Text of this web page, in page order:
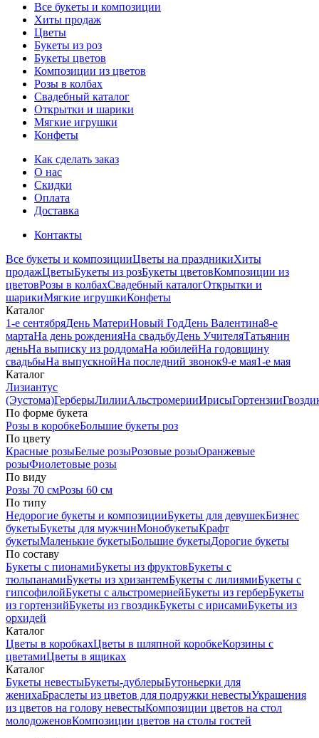
Все букеты и композиции
Хиты продаж
Цветы
Букеты из роз
Букеты цветов
Композиции из цветов
Розы в колбах
Свадебный каталог
Открытки и шарики
Мягкие игрушки
Конфеты
Как сделать заказ
О нас
Скидки
Оплата
Доставка
Контакты
Все букеты и композицииЦветы на праздникиХиты
продажЦветыБукеты из розБукеты цветовКомпозиции из
цветовРозы в колбахСвадебный каталогОткрытки и
шарикиМягкие игрушкиКонфеты
Каталог
1-е сентябряДень МатериНовый ГодДень Валентина8-е
мартаНа день рожденияНа свадьбуДень УчителяТатьянин
деньНа выписку из роддомаНа юбилейНа годовщину
свадьбыНа выпускнойНа последний звонок9-е мая1-е мая
Каталог
Лизиантус
(Эустома)ГерберыЛилииАльстромерииИрисыГортензии
По форме букета
Розы в коробкеБольшие букеты роз
По цвету
Красные розыБелые розыРозовые розыОранжевые
розыФиолетовые розы
По виду
Розы 70 смРозы 60 см
По типу
Недорогие букеты и композицииБукеты для девушекБизнес
букетыБукеты для мужчинМонобукетыКрафт
букетыМаленькие букетыБольшие букетыДорогие букеты
По составу
Букеты с пионамиБукеты из фруктовБукеты с
тюльпанамиБукеты из хризантемБукеты с лилиямиБукеты с
гипсофилойБукеты с альстромериейБукеты из герберБукеты
из гортензийБукеты из гвоздикБукеты с ирисамиБукеты из
орхидей
Каталог
Цветы в коробкахЦветы в шляпной коробкеКорзины с
цветамиЦветы в ящиках
Каталог
Букеты невестыБукеты-дублерыБутоньерки для
женихаБраслеты из цветов для подружки невестыУкрашения
из цветов на голову невестыКомпозиции цветов на стол
молодоженовКомпозиции цветов на столы гостей